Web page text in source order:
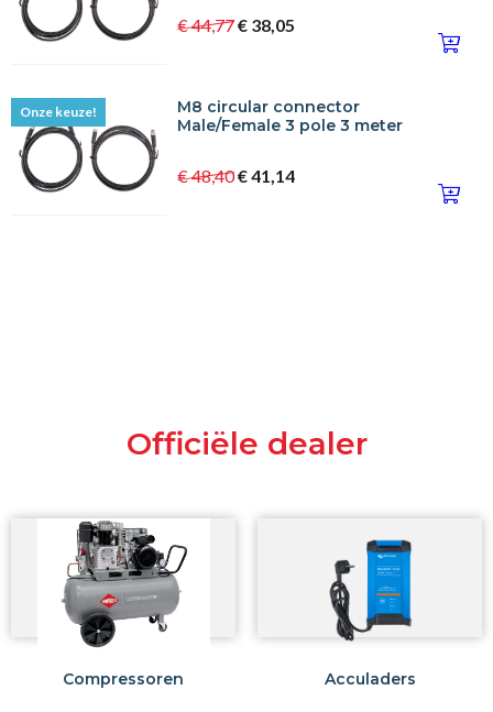
€ 44,77€ 38,05
Onze keuze!
M8 circular connector
Male/Female 3 pole 3 meter
€ 48,40€ 41,14
Officiële dealer
Compressoren Acculaders